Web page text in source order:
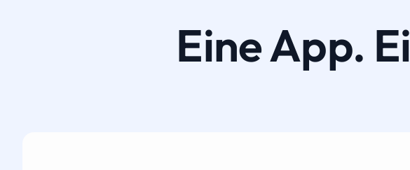
Eine App.